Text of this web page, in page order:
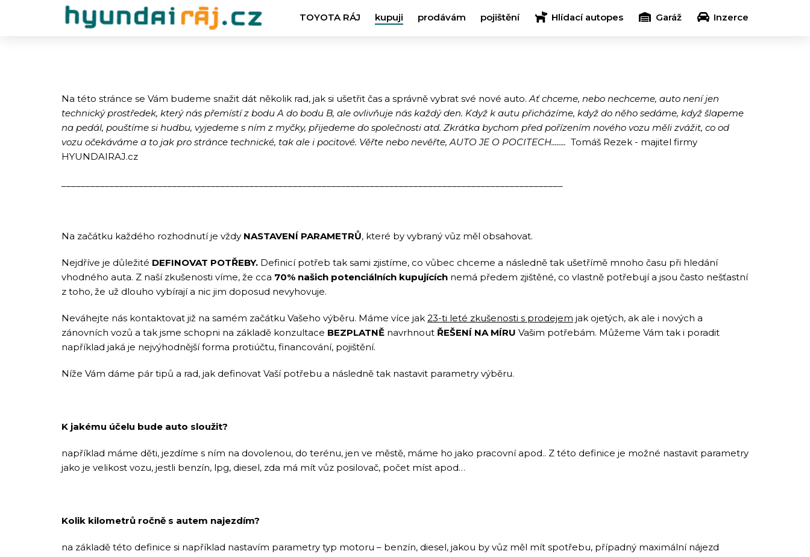
TOYOTA RÁJ kupuji prodávám pojištění Hlídací autopes Garáž Inzerce
Na této stránce se Vám budeme snažit dát několik rad, jak si ušetřit čas a správně vybrat své nové auto.Ať chceme, nebo nechceme, auto není jen
technický prostředek, který nás přemístí z bodu A do bodu B, ale ovlivňuje nás každý den. Když k autu přicházíme, když do něho sedáme, když šlapeme
na pedál, pouštíme si hudbu, vyjedeme s ním z myčky, přijedeme do společnosti atd. Zkrátka bychom před pořízením nového vozu měli zvážit, co od
vozu očekáváme a to jak pro stránce technické, tak ale i pocitové. Věřte nebo nevěřte, AUTO JE O POCITECH........ Tomáš Rezek - majitel firmy
HYUNDAIRAJ.cz
Na začátku každého rozhodnutí je vždy NASTAVENÍ PARAMETRŮ, které by vybraný vůz měl obsahovat.
Nejdříve je důležité DEFINOVAT POTŘEBY. Definicí potřeb tak sami zjistíme, co vůbec chceme a následně tak ušetřímě mnoho času při hledání
vhodného auta. Z naší zkušenosti víme, že cca 70% našich potenciálních kupujících nemá předem zjištěné, co vlastně potřebují a jsou často nešťastní
z toho, že už dlouho vybírají a nic jim doposud nevyhovuje.
Neváhejte nás kontaktovat již na samém začátku Vašeho výběru. Máme více jak 23-ti leté zkušenosti s prodejem jak ojetých, ak ale i nových a
zánovních vozů a tak jsme schopni na základě konzultace BEZPLATNĚ navrhnout ŘEŠENÍ NA MÍRU Vašim potřebám. Můžeme Vám tak i poradit
například jaká je nejvýhodnější forma protiúčtu, financování, pojištění.
Níže Vám dáme pár tipů a rad, jak definovat Vaší potřebu a následně tak nastavit parametry výběru.
K jakému účelu bude auto sloužit?
například máme děti, jezdíme s ním na dovolenou, do terénu, jen ve městě, máme ho jako pracovní apod.. Z této definice je možné nastavit parametry
jako je velikost vozu, jestli benzín, lpg, diesel, zda má mít vůz posilovač, počet míst apod…
Kolik kilometrů ročně s autem najezdím?
na základě této definice si například nastavím parametry typ motoru – benzín, diesel, jakou by vůz měl mít spotřebu, případný maximální nájezd